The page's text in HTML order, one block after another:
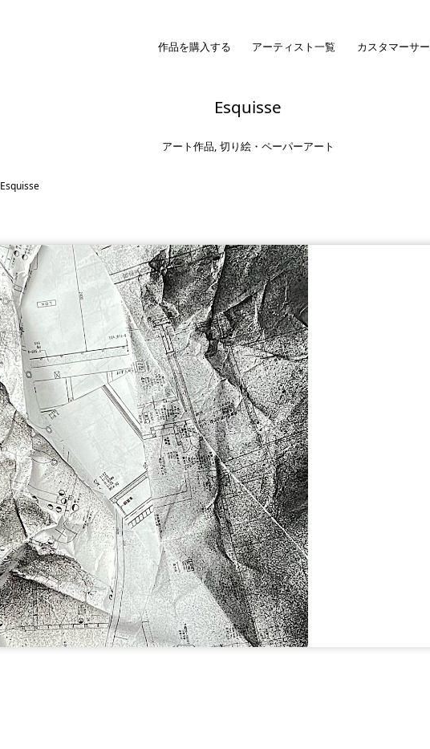
作品を購入する アーティスト一覧 カスタマーサ
Esquisse
アート作品, 切り絵・ペーパーアート
Esquisse